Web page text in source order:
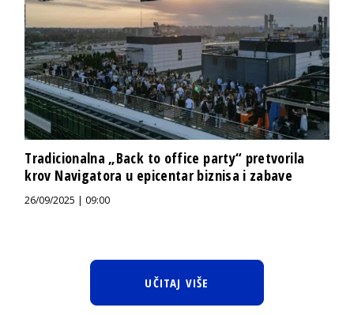
Tradicionalna „Back to office party“ pretvorila
krov Navigatora u epicentar biznisa i zabave
26/09/2025 | 09:00
UČITAJ VIŠE